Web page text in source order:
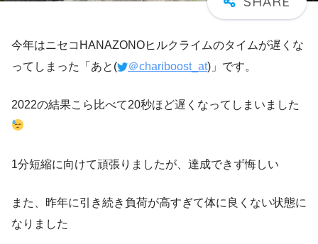
今年はニセコHANAZONOヒルクライムのタイムが遅くな
ってしまった「あと(
＠chariboost_at)」です。
2022の結果こら比べて20秒ほど遅くなってしまいました
1分短縮に向けて頑張りましたが、達成できず悔しい
また、昨年に引き続き負荷が高すぎて体に良くない状態に
なりました